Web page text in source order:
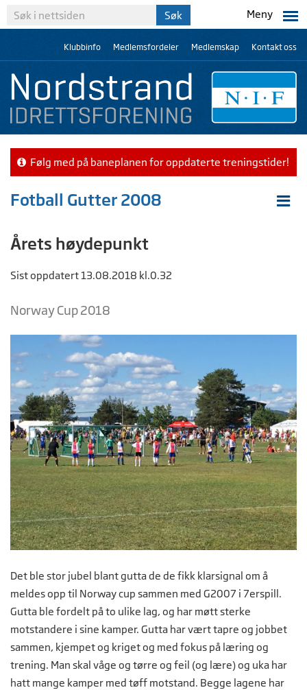
Meny
Klubbinfo Medlemsfordeler Medlemskap Kontakt oss
Følg med på baneplanen for oppdaterte treningstider!
Fotball Gutter 2008
Årets høydepunkt
Sist oppdatert 13.08.2018 kl.0.32
Norway Cup 2018
Det ble stor jubel blant gutta de de fikk klarsignal om å
meldes opp til Norway cup sammen med G2007 i 7erspill.
Gutta ble fordelt på to ulike lag, og har møtt sterke
motstandere i sine kamper. Gutta har vært tapre og jobbet
sammen, kjempet og kriget og med fokus på læring og
trening. Man skal våge og tørre og feil (og lære) og uka har
hatt mange kamper med tøff motstand. Begge lagene har